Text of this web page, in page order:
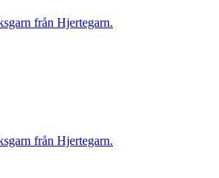
från Hjertegarn.
från Hjertegarn.